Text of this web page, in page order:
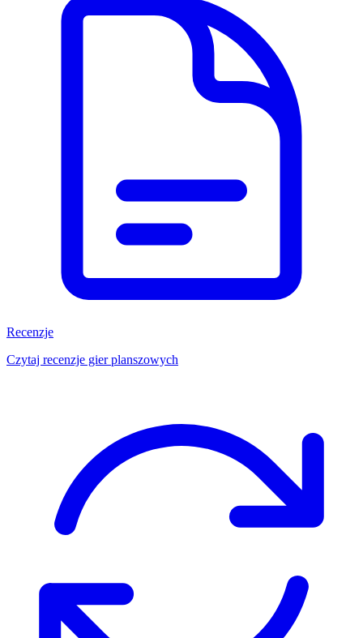
Recenzje
Czytaj recenzje gier planszowych